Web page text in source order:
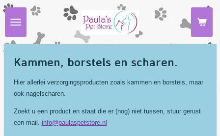
Ga
direct
de
Kammen, borstels en scharen.
Hier allerlei verzorgingsproducten zoals kammen en borstels, maar
ook nagelscharen.
Zoekt u een product en staat die er (nog) niet tussen, stuur gerust
een mail. info@paulaspetstore.nl